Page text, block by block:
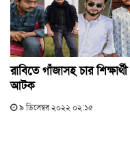
রাবিতে গাঁজাসহ চার শিক্ষার্থী
আটক
৯ ডিসেম্বর ২০২২ ০২:১৫